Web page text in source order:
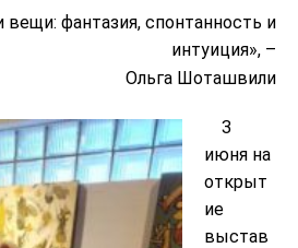
вещи: фантазия, спонтанность и
интуиция», –
Ольга Шоташвили
3
июня на
открыт
ие
выстав